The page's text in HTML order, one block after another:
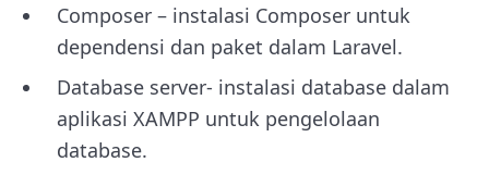
Composer – instalasi Composer untuk
dependensi dan paket dalam Laravel.
Database server- instalasi database dalam
aplikasi XAMPP untuk pengelolaan
database.